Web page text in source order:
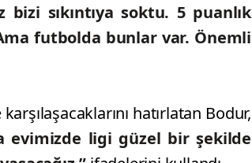
sıkıntıya soktu. 5 puanlık
futbolda bunlar var. Önemli
hatırlatan Bodur,
evimizde ligi güzel bir şekilde